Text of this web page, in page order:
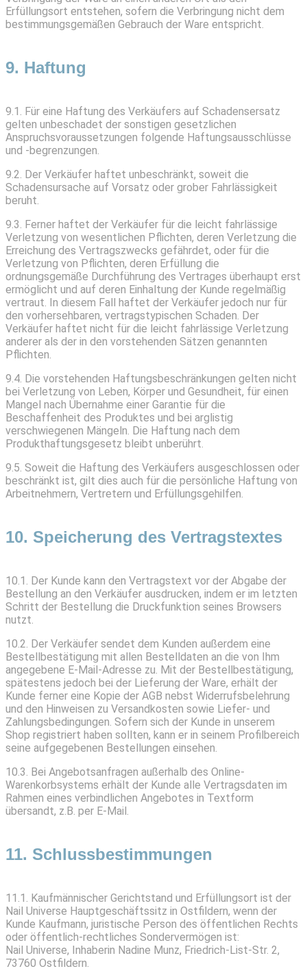
Erfüllungsort entstehen, sofern die Verbringung nicht dem
bestimmungsgemäßen Gebrauch der Ware entspricht.
9. Haftung
9.1. Für eine Haftung des Verkäufers auf Schadensersatz
gelten unbeschadet der sonstigen gesetzlichen
Anspruchsvoraussetzungen folgende Haftungsausschlüsse
und -begrenzungen.
9.2. Der Verkäufer haftet unbeschränkt, soweit die
Schadensursache auf Vorsatz oder grober Fahrlässigkeit
beruht.
9.3. Ferner haftet der Verkäufer für die leicht fahrlässige
Verletzung von wesentlichen Pflichten, deren Verletzung die
Erreichung des Vertragszwecks gefährdet, oder für die
Verletzung von Pflichten, deren Erfüllung die
ordnungsgemäße Durchführung des Vertrages überhaupt erst
ermöglicht und auf deren Einhaltung der Kunde regelmäßig
vertraut. In diesem Fall haftet der Verkäufer jedoch nur für
den vorhersehbaren, vertragstypischen Schaden. Der
Verkäufer haftet nicht für die leicht fahrlässige Verletzung
anderer als der in den vorstehenden Sätzen genannten
Pflichten.
9.4. Die vorstehenden Haftungsbeschränkungen gelten nicht
bei Verletzung von Leben, Körper und Gesundheit, für einen
Mangel nach Übernahme einer Garantie für die
Beschaffenheit des Produktes und bei arglistig
verschwiegenen Mängeln. Die Haftung nach dem
Produkthaftungsgesetz bleibt unberührt.
9.5. Soweit die Haftung des Verkäufers ausgeschlossen oder
beschränkt ist, gilt dies auch für die persönliche Haftung von
Arbeitnehmern, Vertretern und Erfüllungsgehilfen.
10. Speicherung des Vertragstextes
10.1. Der Kunde kann den Vertragstext vor der Abgabe der
Bestellung an den Verkäufer ausdrucken, indem er im letzten
Schritt der Bestellung die Druckfunktion seines Browsers
nutzt.
10.2. Der Verkäufer sendet dem Kunden außerdem eine
Bestellbestätigung mit allen Bestelldaten an die von Ihm
angegebene E-Mail-Adresse zu. Mit der Bestellbestätigung,
spätestens jedoch bei der Lieferung der Ware, erhält der
Kunde ferner eine Kopie der AGB nebst Widerrufsbelehrung
und den Hinweisen zu Versandkosten sowie Liefer- und
Zahlungsbedingungen. Sofern sich der Kunde in unserem
Shop registriert haben sollten, kann er in seinem Profilbereich
seine aufgegebenen Bestellungen einsehen.
10.3. Bei Angebotsanfragen außerhalb des Online-
Warenkorbsystems erhält der Kunde alle Vertragsdaten im
Rahmen eines verbindlichen Angebotes in Textform
übersandt, z.B. per E-Mail.
11. Schlussbestimmungen
11.1. Kaufmännischer Gerichtstand und Erfüllungsort ist der
Nail Universe Hauptgeschäftssitz in Ostfildern, wenn der
Kunde Kaufmann, juristische Person des öffentlichen Rechts
oder öffentlich-rechtliches Sondervermögen ist:
Nail Universe, Inhaberin Nadine Munz, Friedrich-List-Str. 2,
73760 Ostfildern.